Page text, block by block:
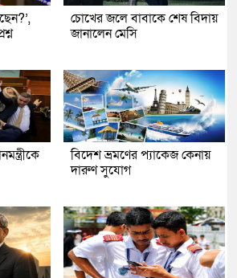
চোখের জলে বাবাকে শেষ বিদায়
জানালেন মেসি
বিদেশ ভ্রমণের প্যাকেজ কেনায়
দারুণ সুযোগ